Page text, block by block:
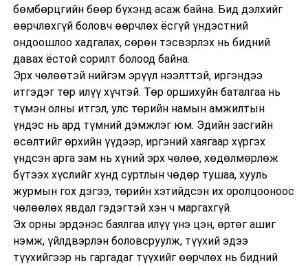
бөмбөрцгийн бөөр бүхэнд асаж байна. Бид дэлхийг
өөрчлөхгүй боловч өөрчлөх ёсгүй үндэстний
ондоошлоо хадгалах, сөрөн тэсвэрлэх нь бидний
давах ёстой сорилт болоод байна.
Эрх чөлөөтэй нийгэм эрүүл нээлттэй, иргэндээ
итгэдэг төр илүү хүчтэй. Төр оршихуйн баталгаа нь
түмэн олны итгэл, улс төрийн намын амжилтын
үндэс нь ард түмний дэмжлэг юм. Эдийн засгийн
өсөлтийг өрхийн үүдээр, иргэний хаягаар хүргэх
үндсэн арга зам нь хүний эрх чөлөө, хөдөлмөрлөж
бүтээх хүслийг хүнд суртлын чөдөр тушаа, хууль
журмын гох дэгээ, төрийн хэтийдсэн их оролцооноос
чөлөөлөх явдал гэдэгтэй хэн ч маргахгүй.
Эх орны эрдэнэс баялгаа илүү үнэ цэн, өртөг ашиг
нэмж, үйлдвэрлэн боловсруулж, түүхий эдээ
түүхийгээр нь гаргадаг түүхийг өөрчлөх нь бидний